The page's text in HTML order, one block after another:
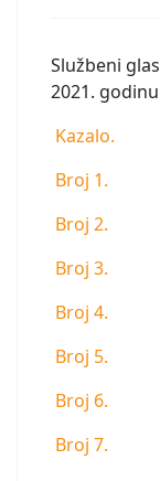
Službeni
2021. godinu
Kazalo.
Broj 1.
Broj 2.
Broj 3.
Broj 4.
Broj 5.
Broj 6.
Broj 7.